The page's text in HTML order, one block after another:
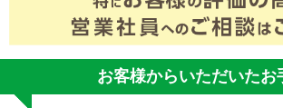
お客様からいただいたお